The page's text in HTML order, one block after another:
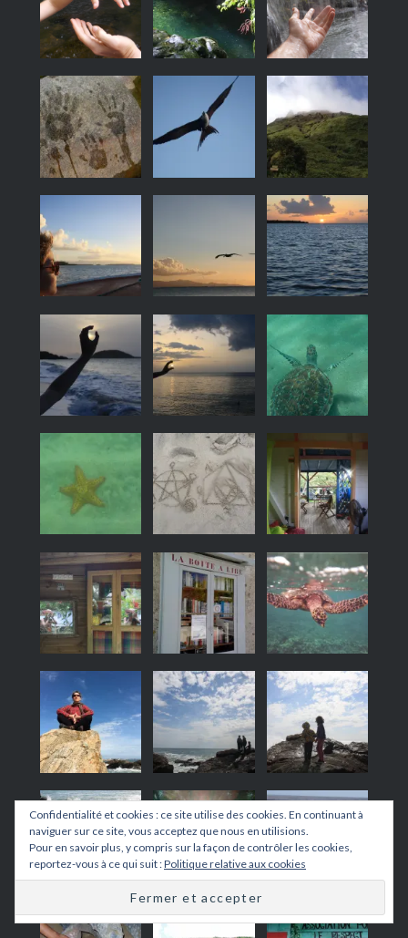
Confidentialité et cookies : ce site utilise des cookies. En continuant à
naviguer sur ce site, vous acceptez que nous en utilisions.
Pour en savoir plus, y compris sur la façon de contrôler les cookies,
reportez-vous à ce qui suit :Politique relative aux cookies